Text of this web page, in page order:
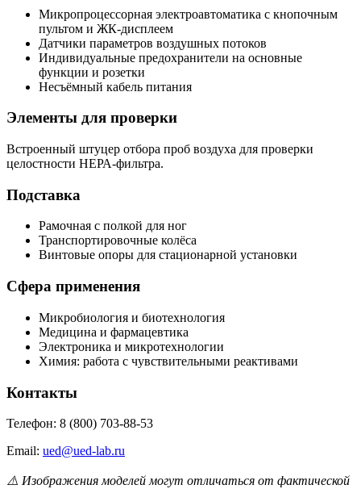
Микропроцессорная электроавтоматика с кнопочным
пультом и ЖК-дисплеем
Датчики параметров воздушных потоков
Индивидуальные предохранители на основные
функции и розетки
Несъёмный кабель питания
Элементы для проверки
Встроенный штуцер отбора проб воздуха для проверки
целостности НЕРА-фильтра.
Подставка
Рамочная с полкой для ног
Транспортировочные колёса
Винтовые опоры для стационарной установки
Сфера применения
Микробиология и биотехнология
Медицина и фармацевтика
Электроника и микротехнологии
Химия: работа с чувствительными реактивами
Контакты
Телефон: 8 (800) 703-88-53
Email: ued@ued-lab.ru
⚠️ Изображения моделей могут отличаться от фактической